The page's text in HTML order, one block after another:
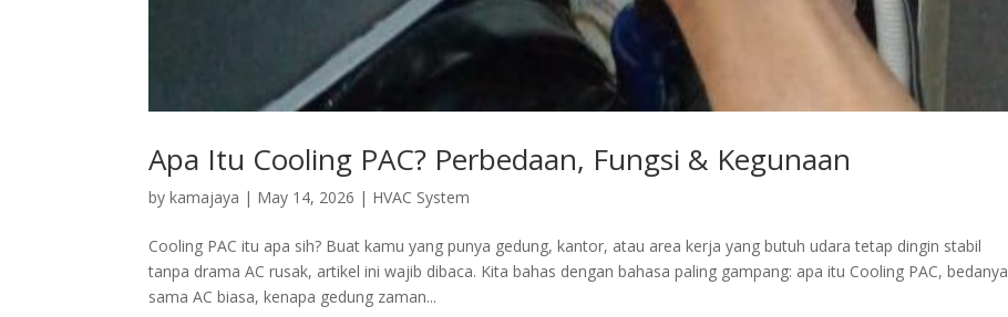
Apa Itu Cooling PAC? Perbedaan, Fungsi & Kegunaan
bykamajaya | May 14, 2026 | HVAC System
Cooling PAC itu apa sih? Buat kamu yang punya gedung, kantor, atau area kerja yang butuh udara tetap dingin stabil
tanpa drama AC rusak, artikel ini wajib dibaca. Kita bahas dengan bahasa paling gampang: apa itu Cooling PAC, bedanya
sama AC biasa, kenapa gedung zaman...